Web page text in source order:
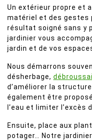
Un extérieur propre et
matériel et des gestes
résultat soigné sans y
jardinier vous
jardin et de vos
Nous démarrons
désherbage,
d’améliorer la
également être
l’eau et limiter l’excès
Ensuite, place aux
potager… Notre